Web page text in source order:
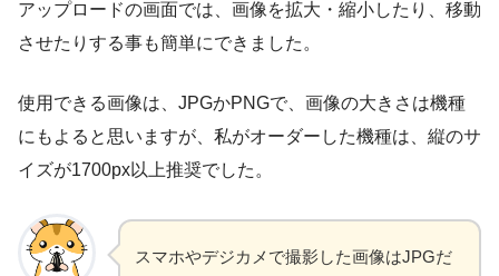
アップロードの画面では、画像を拡大・縮小したり、移動
させたりする事も簡単にできました。
使用できる画像は、JPGかPNGで、画像の大きさは機種
にもよると思いますが、私がオーダーした機種は、縦のサ
イズが1700px以上推奨でした。
スマホやデジカメで撮影した画像はJPGだ